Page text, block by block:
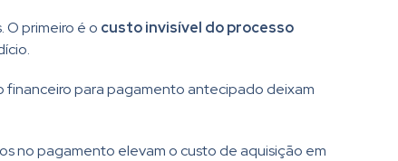
O primeiro é o custo invisível do processo
para pagamento antecipado deixam
no pagamento elevam o custo de aquisição em